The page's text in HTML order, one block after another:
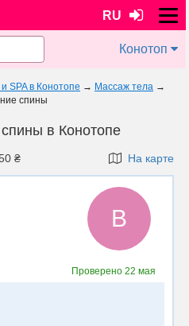
RU
Конотоп
SPA в Конотопе → Массаж тела →
спины
в Конотопе
₴ На карте
В
Проверено 22 мая